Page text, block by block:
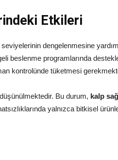
Etkileri
dengelenmesine
beslenme programlarında
kontrolünde tüketmesi
Bu durum, kalp
yalnızca bitkisel